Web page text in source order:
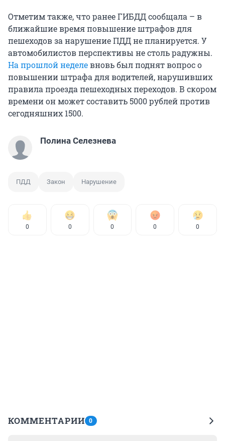
Отметим также, что ранее ГИБДД сообщала – в
ближайшие время повышение штрафов для
пешеходов за нарушение ПДД не планируется. У
автомобилистов перспективы не столь радужны.
На прошлой неделевновь был поднят вопрос о
повышении штрафа для водителей, нарушивших
правила проезда пешеходных переходов. В скором
времени он может составить 5000 рублей против
сегодняшних 1500.
Полина Селезнева
ПДД Закон Нарушение
0 0 0 0 0
КОММЕНТАРИИ 0